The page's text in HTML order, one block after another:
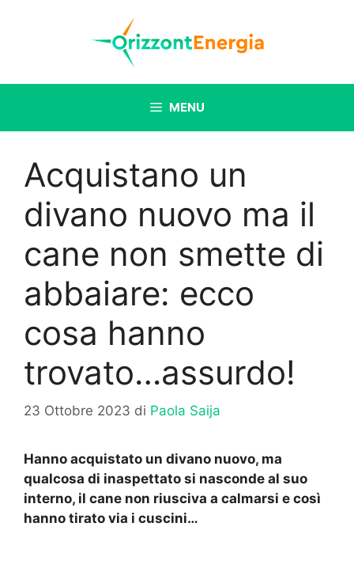
MENU
Acquistano un
divano nuovo ma il
cane non smette di
abbaiare: ecco
cosa hanno
trovato…assurdo!
23 Ottobre 2023 di Paola Saija
Hanno acquistato un divano nuovo, ma
qualcosa di inaspettato si nasconde al suo
interno, il cane non riusciva a calmarsi e così
hanno tirato via i cuscini…